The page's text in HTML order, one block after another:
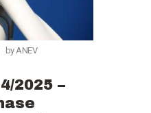
by ANEV
2025 –